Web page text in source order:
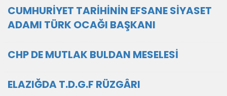
CUMHURİYET TARİHİNİN EFSANE SİYASET
ADAMI TÜRK OCAĞI BAŞKANI
CHP DE MUTLAK BULDAN MESELESİ
ELAZIĞDA T.D.G.F RÜZGÂRI